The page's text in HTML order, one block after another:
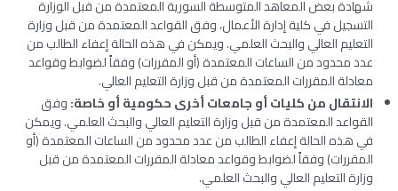
شهادة بعض المعاهد المتوسطة السورية المعتمدة من قبل الوزارة
التسجيل في كلية إدارة الأعمال، وفق القواعد المعتمدة من قبل وزارة
التعليم العالي والبحث العلمي. ويمكن في هذه الحالة إعفاء الطالب من
عدد محدود من الساعات المعتمدة (أو المقررات) وفقاً لضوابط وقواعد
معادلة المقررات المعتمدة من قبل وزارة التعليم العالي.
الانتقال من كليات أو جامعات أخرى حكومية أو خاصة:وفق
القواعد المعتمدة من قبل وزارة التعليم العالي والبحث العلمي. ويمكن
في هذه الحالة إعفاء الطالب من عدد محدود من الساعات المعتمدة (أو
المقررات) وفقاً لضوابط وقواعد معادلة المقررات المعتمدة من قبل
وزارة التعليم العالي والبحث العلمي.